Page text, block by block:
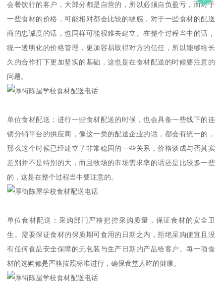
会餐饮行的客户，大部分都是自营的，所以必须自负盈亏，而对于
一些食材的价格，可能相对都会比较的敏感，对于一些食材的配送
商的忠诚度的话，也同样可能很难去建立。在整个过程当中的话，
统一透明化的价格管理，更加容易取得对方的信任，所以能够给长
久的合作打下更加坚实的基础，这也是在食材配送的时候要注意的
问题。
单位食材配送：进行一些食材配送的时候，也会具备一些线下的连
锁分销平台的供应商，像这一类的配送企业的话，都会有统一的，
那么这个时候已经建立了非常稳固的一些关系，价格谈成与否其实
差别并不是特别的大，而且牧场的市场需求率的话还是比较多一些
的，这是在整个过程当中要注意的。
单位食材配送：采购部门严格把控采购质量，保证食材的安全卫
生。需要保证食材的保质期可食用的日期之内，拒绝采购便宜且没
有任何食品安全保障的无包装与生产日期的产品给客户。每一项食
材的选购都是严格按照标准进行，确保食堂人吃的健康。